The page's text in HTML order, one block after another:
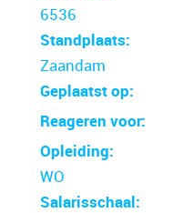
6536
Standplaats:
Zaandam
Geplaatst op:
Reageren voor:
Opleiding:
WO
Salarisschaal: